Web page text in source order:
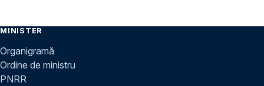
MINISTER
Organigramă
Ordine de ministru
PNRR